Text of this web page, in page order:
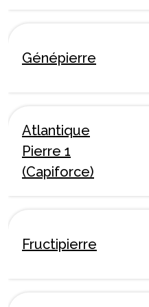
Génépierre
Atlantique
Pierre 1
(Capiforce)
Fructipierre